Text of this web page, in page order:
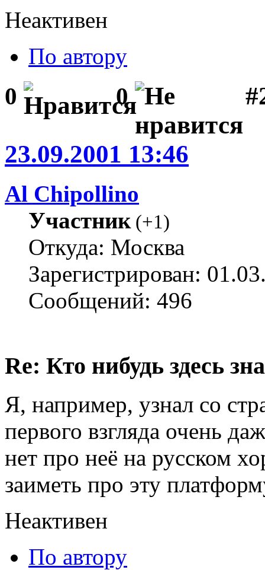
Неактивен
По автору
0 0
23.09.2001 13:46
Al Chipollino
Участник(+1)
Откуда: Москва
Зарегистрирован:
Сообщений: 496
Re: Кто нибудь здесь
Я, например, узнал со
первого взгляда очень
нет про неё на русском
заиметь про эту
Неактивен
По автору